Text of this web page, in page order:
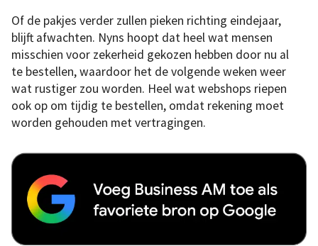
Of de pakjes verder zullen pieken richting eindejaar,
blijft afwachten. Nyns hoopt dat heel wat mensen
misschien voor zekerheid gekozen hebben door nu al
te bestellen, waardoor het de volgende weken weer
wat rustiger zou worden. Heel wat webshops riepen
ook op om tijdig te bestellen, omdat rekening moet
worden gehouden met vertragingen.